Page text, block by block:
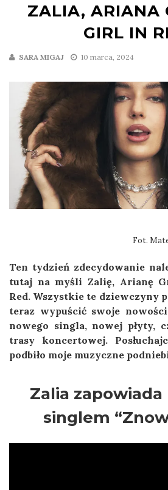
ZALIA, ARIANA
GIRL IN
SARA MIGAJ 10 marca, 2024
Fot.
Ten tydzień zdecydowanie
tutaj na myśli Zalię, Arianę
Red. Wszystkie te dziewczyny
teraz wypuścić swoje
nowego singla, nowej płyty,
trasy koncertowej.
podbiło moje muzyczne
Zalia
singlem